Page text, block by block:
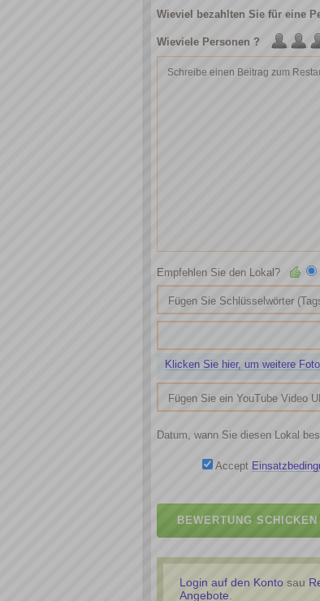
Wieviel bezahlten Sie für eine
Wieviele Personen ?
Empfehlen Sie den Lokal?
Klicken Sie hier, um weitere
Datum, wann Sie diesen Lokal
Accept
BEWERTUNG SCHICKEN
Login auf den Kontosau
Angebote